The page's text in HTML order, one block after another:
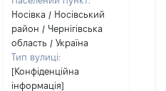
Носівка / Носівський
район / Чернігівська
область / Україна
Тип вулиці:
[Конфіденційна
інформація]